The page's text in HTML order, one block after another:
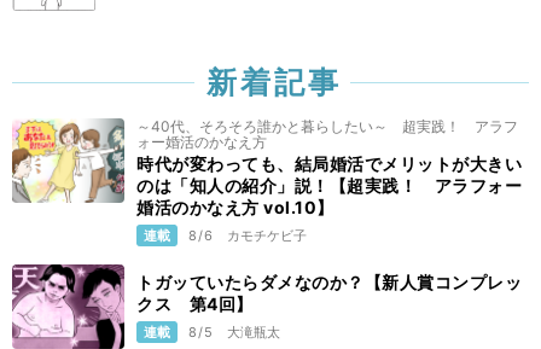
新着記事
～40代、そろそろ誰かと暮らしたい～ 超実践！ アラフ
ォー婚活のかなえ方
時代が変わっても、結局婚活でメリットが大きい
のは「知人の紹介」説！【超実践！ アラフォー
婚活のかなえ方 vol.10】
連載 8/6 カモチケビ子
トガッていたらダメなのか？【新人賞コンプレッ
クス 第4回】
連載 8/5 大滝瓶太